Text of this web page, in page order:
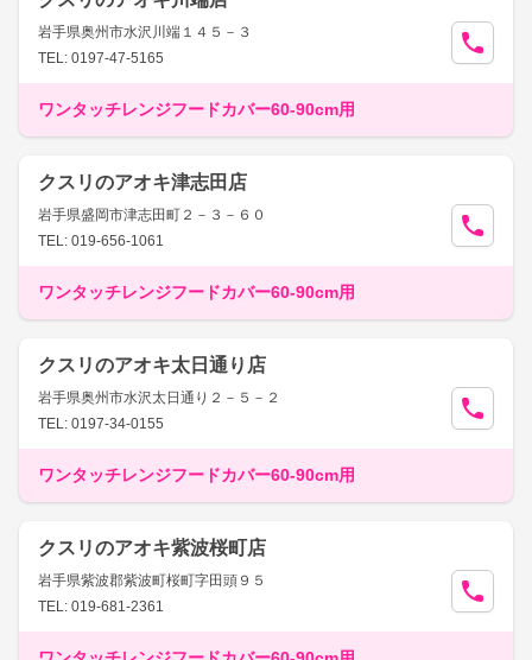
岩手県奥州市水沢川端１４５－３
TEL: 0197-47-5165
ワンタッチレンジフードカバー60-90cm用
クスリのアオキ津志田店
岩手県盛岡市津志田町２－３－６０
TEL: 019-656-1061
ワンタッチレンジフードカバー60-90cm用
クスリのアオキ太日通り店
岩手県奥州市水沢太日通り２－５－２
TEL: 0197-34-0155
ワンタッチレンジフードカバー60-90cm用
クスリのアオキ紫波桜町店
岩手県紫波郡紫波町桜町字田頭９５
TEL: 019-681-2361